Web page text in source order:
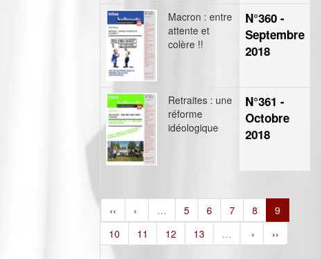
Macron : entre
attente et
colère !!
N°360 -
Septembre
2018
Retraites : une
réforme
idéologique
N°361 -
Octobre
2018
‹‹ ‹ … 5 6 7 8
9
10
11 12 13 … › ››